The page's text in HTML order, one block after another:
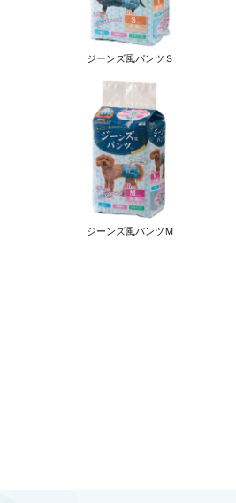
ジーンズ風パンツＳ
ジーンズ風パンツＭ